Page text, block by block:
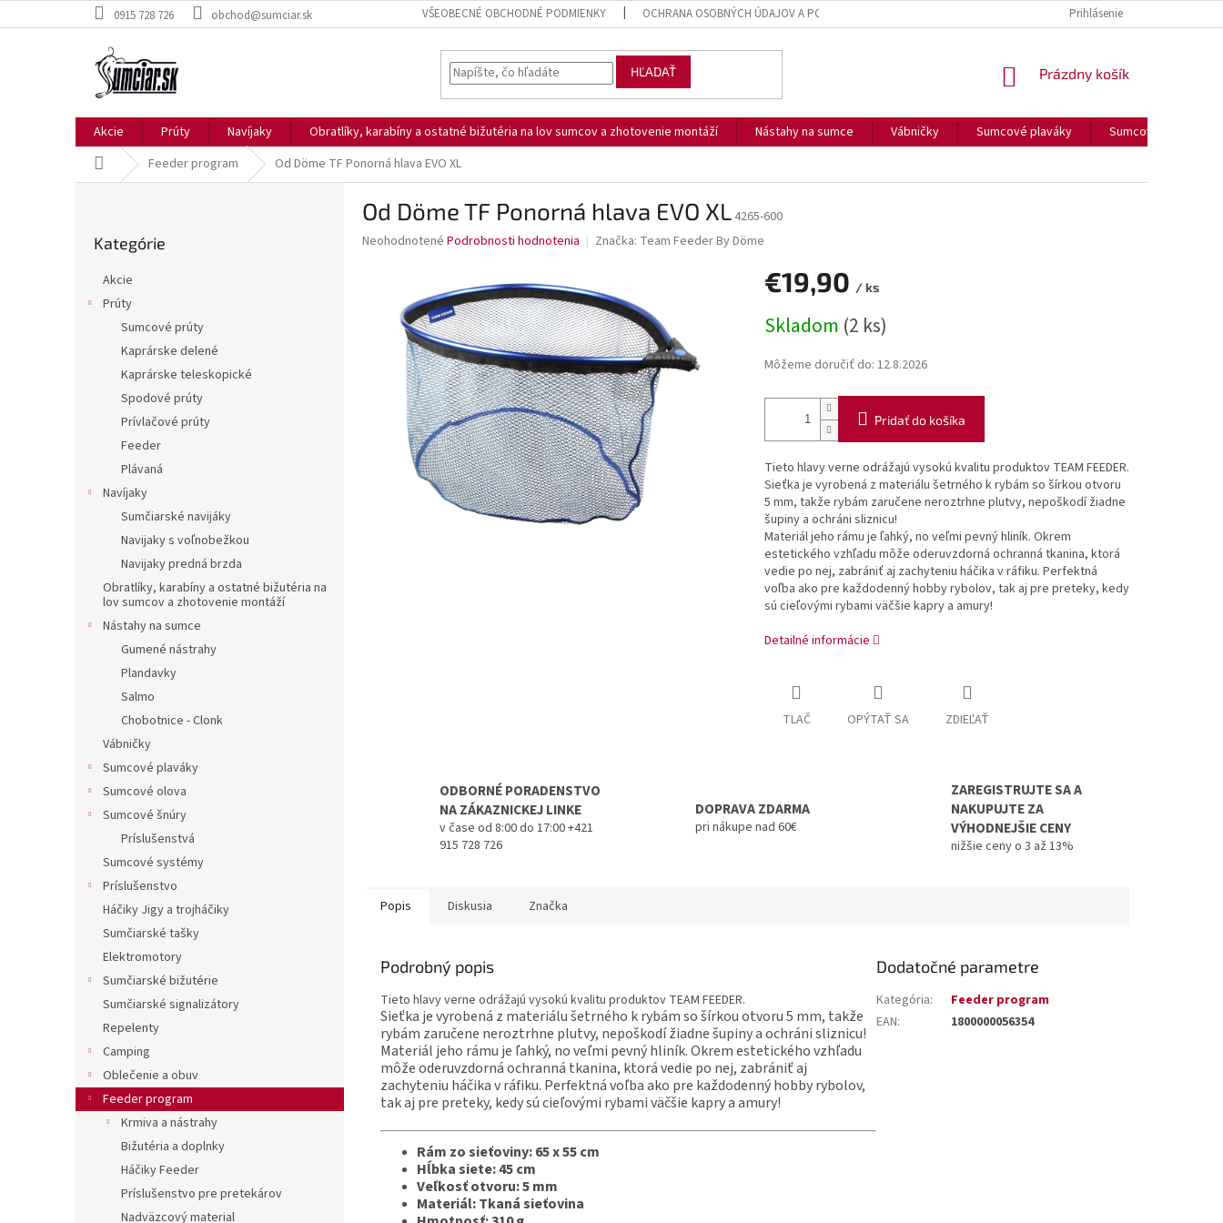
na
0915 728 726 obchod@sumciar.sk VŠEOBECNÉ OBCHODNÉ PODMIENKY OCHRANA OSOBNÝCH ÚDAJOV A POUČENIE O COOKIES FORMULÁR NA ODSTÚPENIE OD ZMLUVY
Prihlásenie
HĽADAŤ
NÁKUPNÝ
Prázdny košík
Akcie Prúty Navíjaky Obratlíky, karabíny a ostatné bižutéria na lov sumcov a zhotovenie montáží Nástahy na sumce Vábničky Sumcové plaváky
Sumcové olova
DomovFeeder program Od Döme TF Ponorná hlava EVO XL
kategórie
Kategórie
Akcie
Prúty
Sumcové prúty
Kaprárske delené
Kaprárske teleskopické
Spodové prúty
Prívlačové prúty
Feeder
Plávaná
Navíjaky
Sumčiarské navijáky
Navijaky s voľnobežkou
Navijaky predná brzda
Obratlíky, karabíny a ostatné bižutéria na
lov sumcov a zhotovenie montáží
Nástahy na sumce
Gumené nástrahy
Plandavky
Salmo
Chobotnice - Clonk
Vábničky
Sumcové plaváky
Sumcové olova
Sumcové šnúry
Príslušenstvá
Sumcové systémy
Príslušenstvo
Háčiky Jigy a trojháčiky
Sumčiarské tašky
Elektromotory
Sumčiarské bižutérie
Sumčiarské signalizátory
Repelenty
Camping
Oblečenie a obuv
Feeder program
Krmiva a nástrahy
Bižutéria a doplnky
Háčiky Feeder
Príslušenstvo pre pretekárov
Nadväzcový material
Od Döme TF Ponorná hlava EVO XL 4265-600
Priemerné
hviezdičiek.
Neohodnotené Podrobnosti hodnotenia Značka: Team Feeder By Döme
€19,90 / ks
cena:
Skladom (2 ks)
Môžeme doručiť do: 12.8.2026
Pridať do košíka
Tieto hlavy verne odrážajú vysokú kvalitu produktov TEAM FEEDER.
Sieťka je vyrobená z materiálu šetrného k rybám so šírkou otvoru
5 mm, takže rybám zaručene neroztrhne plutvy, nepoškodí žiadne
šupiny a ochráni sliznicu!
Materiál jeho rámu je ľahký, no veľmi pevný hliník. Okrem
estetického vzhľadu môže oderuvzdorná ochranná tkanina, ktorá
vedie po nej, zabrániť aj zachyteniu háčika v ráfiku. Perfektná
voľba ako pre každodenný hobby rybolov, tak aj pre preteky, kedy
sú cieľovými rybami väčšie kapry a amury!
Detailné informácie
TLAČ OPÝTAŤ SA ZDIEĽAŤ
ODBORNÉ PORADENSTVO
NA ZÁKAZNICKEJ LINKE
v čase od 8:00 do 17:00 +421
915 728 726
DOPRAVA ZDARMA
pri nákupe nad 60€
ZAREGISTRUJTE SA A
NAKUPUJTE ZA
VÝHODNEJŠIE CENY
nižšie ceny o 3 až 13%
Popis Diskusia Značka
Podrobný popis
Tieto hlavy verne odrážajú vysokú kvalitu produktov TEAM FEEDER.
Sieťka je vyrobená z materiálu šetrného k rybám so šírkou otvoru 5 mm, takže
rybám zaručene neroztrhne plutvy, nepoškodí žiadne šupiny a ochráni sliznicu!
Materiál jeho rámu je ľahký, no veľmi pevný hliník. Okrem estetického vzhľadu
môže oderuvzdorná ochranná tkanina, ktorá vedie po nej, zabrániť aj
zachyteniu háčika v ráfiku. Perfektná voľba ako pre každodenný hobby rybolov,
tak aj pre preteky, kedy sú cieľovými rybami väčšie kapry a amury!
Rám zo sieťoviny: 65 x 55 cm
Hĺbka siete: 45 cm
Veľkosť otvoru: 5 mm
Materiál: Tkaná sieťovina
Dodatočné parametre
Kategória:
Feeder program
EAN: 1800000056354